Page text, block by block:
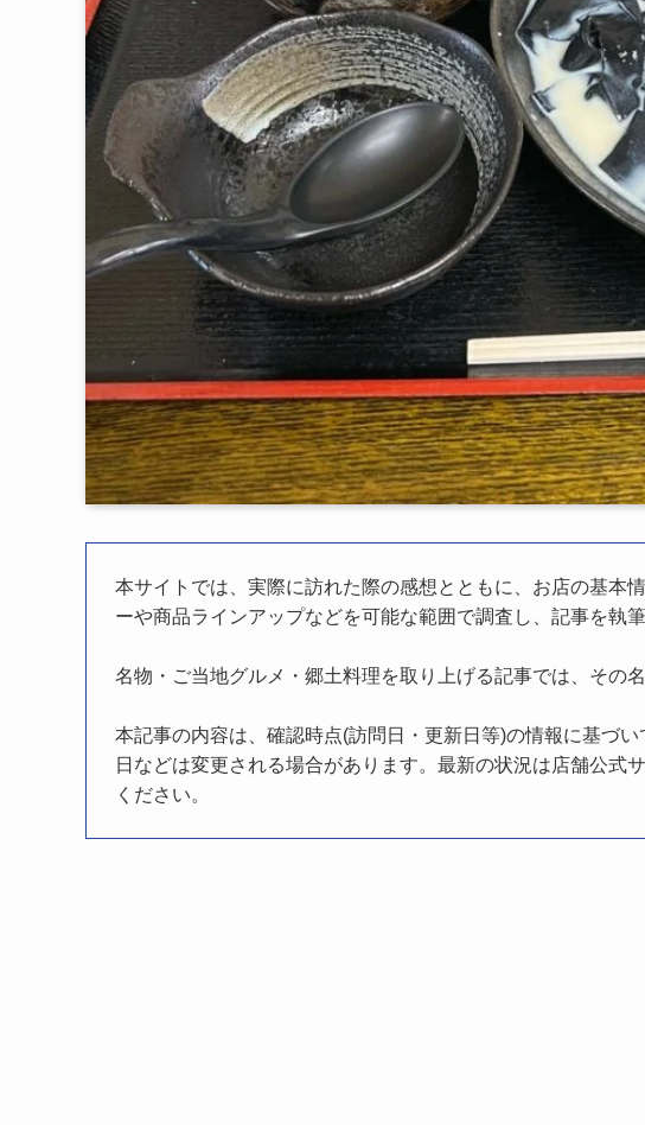
本サイトでは、実際に訪れた際の感想とともに、お店の基本
ーや商品ラインアップなどを可能な範囲で調査し、記事を執筆
名物・ご当地グルメ・郷土料理を取り上げる記事では、その
本記事の内容は、確認時点(訪問日・更新日等)の情報に基づ
日などは変更される場合があります。最新の状況は店舗公式
ください。